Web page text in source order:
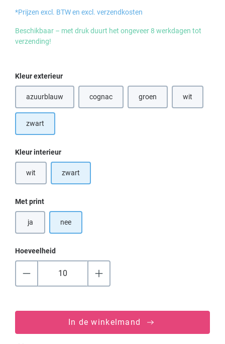
*Prijzen excl. BTW en excl. verzendkosten
Beschikbaar – met druk duurt het ongeveer 8 werkdagen tot
verzending!
Selecteer
Kleur exterieur
azuurblauw(Deze optie is momenteel niet beschikbaar.)
cognac groen(Deze optie is momenteel
wit(Deze optie
zwart
Selecteer
Kleur interieur
wit(Deze optie is momenteel niet beschikbaar.)
zwart
Selecteer
Met print
ja nee
Hoeveelheid
In de winkelmand